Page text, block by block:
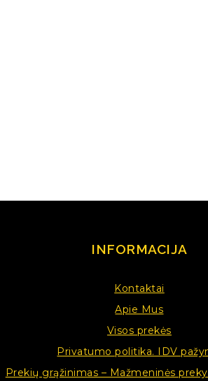
INFORMACIJA
Kontaktai
Apie Mus
Visos prekės
Privatumo politika. IDV
Prekių grąžinimas – Mažmeninės